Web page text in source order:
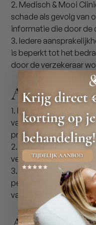
2. Medisch & Mooi
schade als gevolg van
informatie die door de
3. Iedere
is beperkt tot het
door de verzekeraar
Artikel 8:
1. Medisch & Mooi
van de cliënt in
privacywetgeving.
2. De cliënt heeft recht
verwijdering van zijn/
3. Meer informatie over
persoonsgegevens is
van Medisch & Mooi